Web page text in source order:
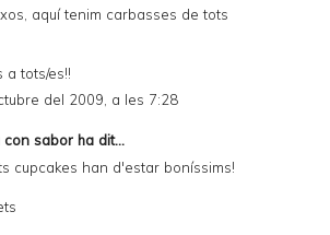
aquí tenim carbasses de tots
a tots/es!!
del 2009, a les 7:28
con sabor ha dit...
cupcakes han d'estar boníssims!